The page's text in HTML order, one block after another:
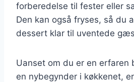
forberedelse til fester eller
Den kan også fryses, så du
dessert klar til uventede
Uanset om du er en erfaren
en nybegynder i køkkenet,